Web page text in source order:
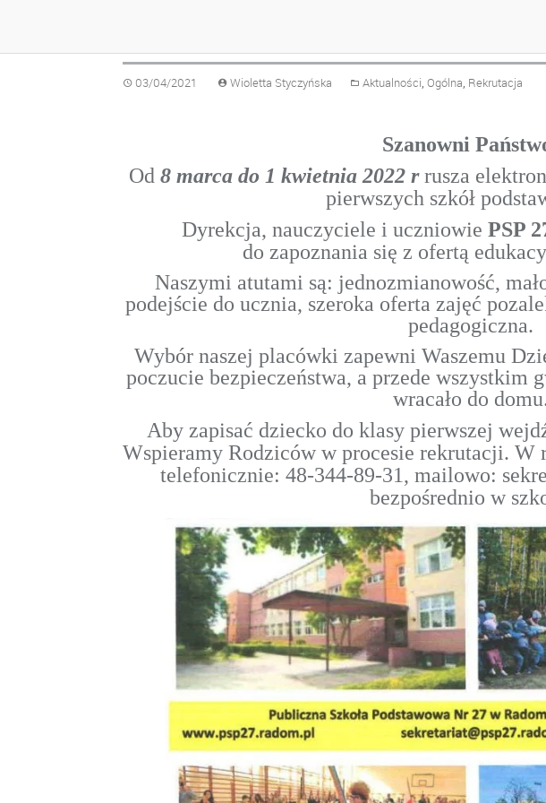
03/04/2021 Wioletta Styczyńska Aktualności, Ogólna, Rekrutacja
Szanowni
Od8 marca do 1 kwietnia 2022 rrusza
pierwszych szkół
Dyrekcja, nauczyciele i uczniowiePSP
do zapoznania się z ofertą
Naszymi atutami są: jednozmianowość,
podejście do ucznia, szeroka oferta zajęć
pedagogiczna.
Wybór naszej placówki zapewni Waszemu
poczucie bezpieczeństwa, a przede wszystkim
wracało do
Aby zapisać dziecko do klasy pierwszej
Wspieramy Rodziców w procesie rekrutacji. W
telefonicznie: 48-344-89-31, mailowo:
bezpośrednio w